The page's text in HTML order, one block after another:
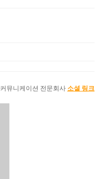
뮤니케이션 전문회사 소셜 링크